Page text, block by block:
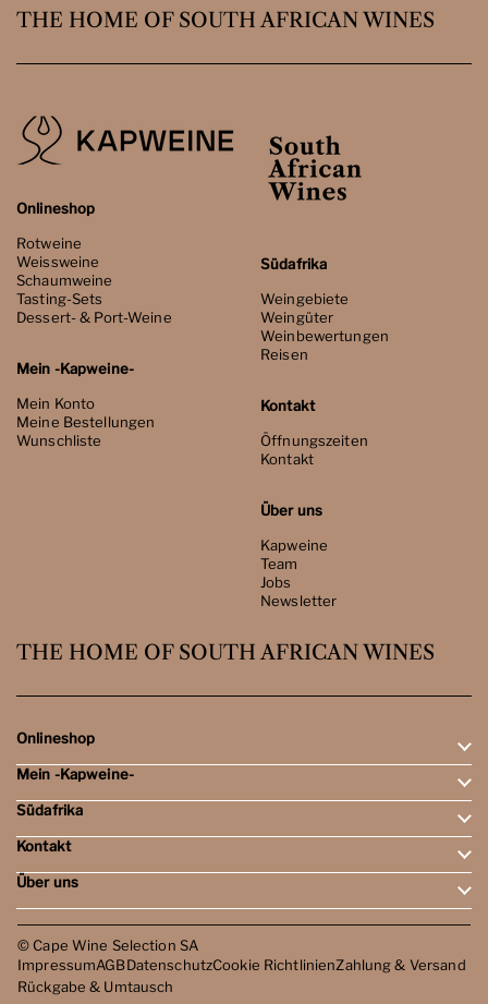
THE HOME OF SOUTH AFRICAN WINES
Onlineshop
Rotweine
Weissweine
Schaumweine
Tasting-Sets
Dessert- & Port-Weine
Mein -Kapweine-
Mein Konto
Meine Bestellungen
Wunschliste
Südafrika
Weingebiete
Weingüter
Weinbewertungen
Reisen
Kontakt
Öffnungszeiten
Kontakt
Über uns
Kapweine
Team
Jobs
Newsletter
THE HOME OF SOUTH AFRICAN WINES
Onlineshop
Rotweine
Weissweine
Schaumweine
Tasting-Sets
Dessert- & Port-Weine
Mein -Kapweine-
Mein Konto
Meine Bestellungen
Wunschliste
Südafrika
Weingebiete
Weingüter
Weinbewertungen
Reisen
Kontakt
Öffnungszeiten
Kontakt
Über uns
Kapweine
Team
Jobs
Newsletter
© Cape Wine Selection SA
ImpressumAGBDatenschutzCookie RichtlinienZahlung & Versand
Rückgabe & Umtausch